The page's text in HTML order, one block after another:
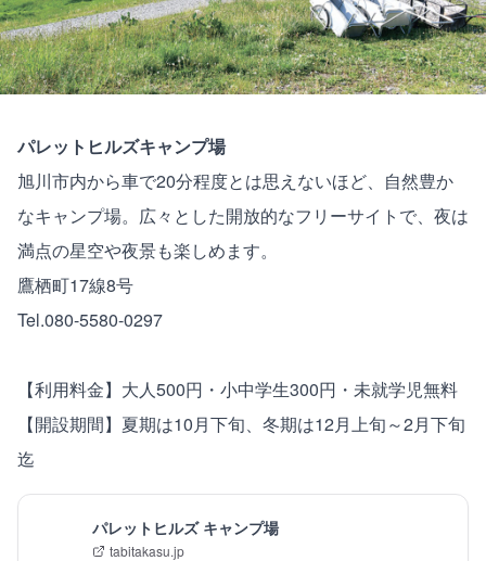
パレットヒルズキャンプ場
旭川市内から車で20分程度とは思えないほど、自然豊か
なキャンプ場。広々とした開放的なフリーサイトで、夜は
満点の星空や夜景も楽しめます。
鷹栖町17線8号
Tel.080-5580-0297
【利用料金】大人500円・小中学生300円・未就学児無料
【開設期間】夏期は10月下旬、冬期は12月上旬～2月下旬
迄
パレットヒルズ キャンプ場
tabitakasu.jp